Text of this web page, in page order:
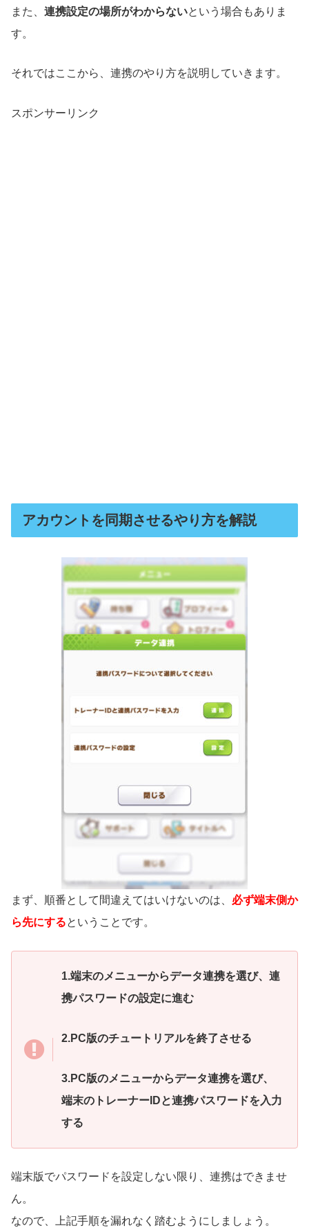
また、 連携設定の場所がわからないという場合もありま
す。
それではここから、連携のやり方を説明していきます。
スポンサーリンク
アカウントを同期させるやり方を解説
まず、順番として間違えてはいけないのは、 必ず端末側か
ら先にするということです。
1.端末のメニューからデータ連携を選び、連
携パスワードの設定に進む
2.PC版のチュートリアルを終了させる
3.PC版のメニューからデータ連携を選び、
端末のトレーナーIDと連携パスワードを入力
する
端末版でパスワードを設定しない限り、連携はできませ
ん。
なので、上記手順を漏れなく踏むようにしましょう。